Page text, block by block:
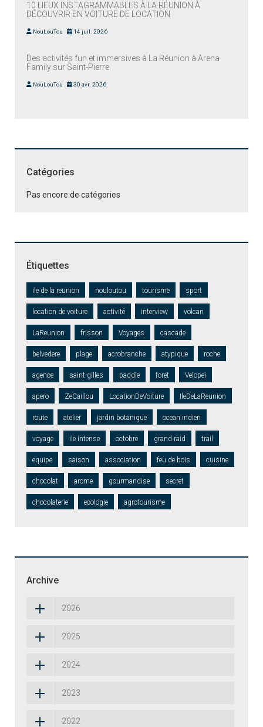
10 LIEUX INSTAGRAMMABLES À LA RÉUNION À
DÉCOUVRIR EN VOITURE DE LOCATION
NouLouTou 14 juil. 2026
Des activités fun et immersives à La Réunion à Arena
Family sur Saint-Pierre
NouLouTou 30 avr. 2026
Catégories
Pas encore de catégories
Étiquettes
ile de la reunion nouloutou tourisme sport
location de voiture activité interview volcan
LaReunion frisson Voyages cascade
belvedere plage acrobranche atypique roche
agence saint-gilles paddle foret Velopei
apero ZeCaillou LocationDeVoiture IleDeLaReunion
route atelier jardin botanique ocean indien
voyage ile intense octobre grand raid trail
equipe saison association feu de bois cuisine
chocolat arome gourmandise secret
chocolaterie ecologie agrotourisme
Archive
2026
2025
2024
2023
2022